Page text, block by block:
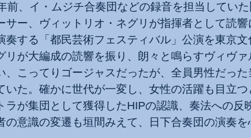
前、イ・ムジチ合奏団などの録音を担当してい
サー、ヴィットリオ・ネグリが指揮者として読
奏する「都民芸術フェスティバル」公演を東京
リが大編成の読響を振り、朗々と鳴らすヴィヴ
、こってりゴージャスだったが、全員男性だっ
いた。確かに世代が一変し、女性の活躍も目立
ラが集団として獲得したHIPの認識、奏法への反
の意識の変遷も垣間みえて、日下合奏団の演奏を